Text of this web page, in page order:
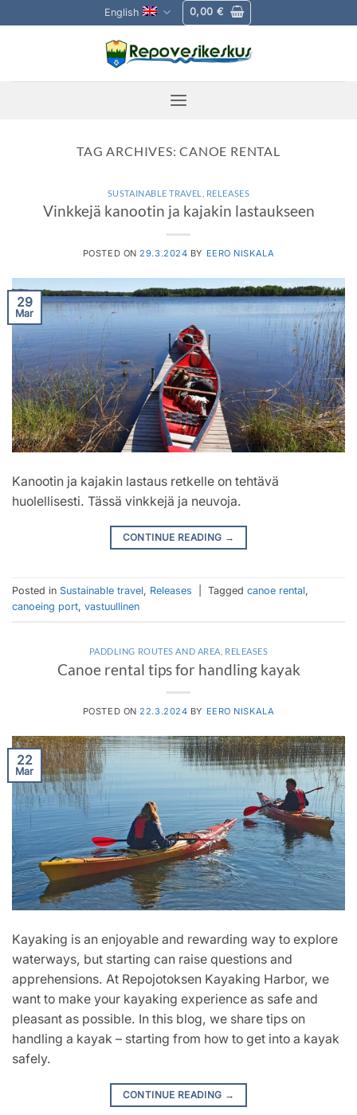
to
English 0,00 €
TAG ARCHIVES:CANOE RENTAL
SUSTAINABLE TRAVEL RELEASES
Vinkkejä kanootin ja kajakin lastaukseen
POSTED ON 29.3.2024 BY EERO NISKALA
29
Mar
Kanootin ja kajakin lastaus retkelle on tehtävä
huolellisesti. Tässä vinkkejä ja neuvoja.
CONTINUE READING →
Posted in Sustainable travel, Releases Tagged canoe rental,
canoeing port, vastuullinen
PADDLING ROUTES AND AREA RELEASES
Canoe rental tips for handling kayak
POSTED ON22.3.2024 BY EERO NISKALA
22
Mar
Kayaking is an enjoyable and rewarding way to explore
waterways, but starting can raise questions and
apprehensions. At Repojotoksen Kayaking Harbor, we
want to make your kayaking experience as safe and
pleasant as possible. In this blog, we share tips on
handling a kayak – starting from how to get into a kayak
safely.
CONTINUE READING →